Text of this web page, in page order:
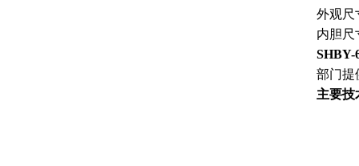
外观尺
内胆尺
SHBY-
部门提
主要技